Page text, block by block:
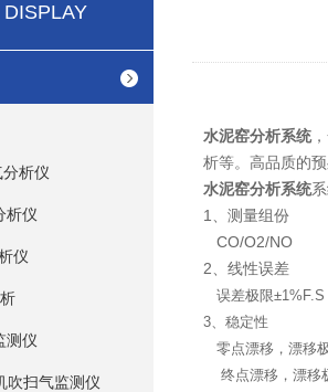
析仪
析仪
仪
测仪
吹扫气监测仪
水泥窑分析系统
析等。高品质的
水泥窑分析系统
1、测量组份
CO/O2/NO
2、线性误差
误差极限±1%F.S
3、稳定性
零点漂移，漂移
终点漂移，漂移